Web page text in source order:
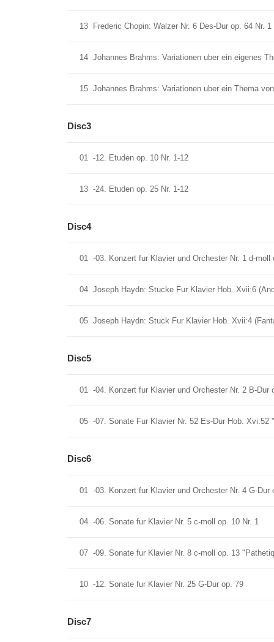
13 Frederic Chopin: Walzer Nr. 6 Des-Dur op. 64 Nr.
14 Johannes Brahms: Variationen uber ein eigenes
15 Johannes Brahms: Variationen uber ein Thema
Disc3
01 -12. Etuden op. 10 Nr. 1-12
13 -24. Etuden op. 25 Nr. 1-12
Disc4
01 -03. Konzert fur Klavier und Orchester Nr. 1 d-moll
04 Joseph Haydn: Stucke Fur Klavier Hob. Xvii:6
05 Joseph Haydn: Stuck Fur Klavier Hob. Xvii:4
Disc5
01 -04. Konzert fur Klavier und Orchester Nr. 2 B-Dur
05 -07. Sonate Fur Klavier Nr. 52 Es-Dur Hob. Xvi:52
Disc6
01 -03. Konzert fur Klavier und Orchester Nr. 4 G-Dur
04 -06. Sonate fur Klavier Nr. 5 c-moll op. 10 Nr. 1
07 -09. Sonate fur Klavier Nr. 8 c-moll op. 13
10 -12. Sonate fur Klavier Nr. 25 G-Dur op. 79
Disc7